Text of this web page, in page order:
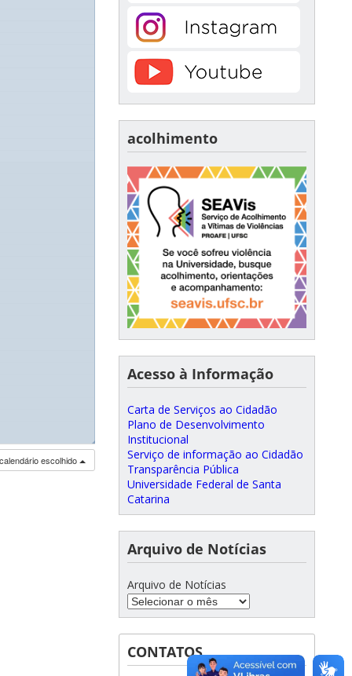
◢
escolhido
acolhimento
Acesso à Informação
Carta de Serviços ao Cidadão
Plano de Desenvolvimento
Institucional
Serviço de informação ao Cidadão
Transparência Pública
Universidade Federal de Santa
Catarina
Arquivo de Notícias
Arquivo de Notícias
CONTATOS